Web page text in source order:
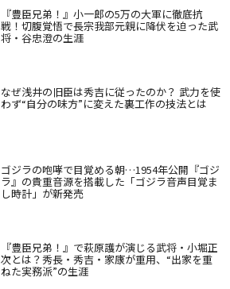
『豊臣兄弟！』小一郎の5万の大軍に徹底抗
戦！切腹覚悟で長宗我部元親に降伏を迫った武
将・谷忠澄の生涯
なぜ浅井の旧臣は秀吉に従ったのか？ 武力を使
わず“自分の味方”に変えた裏工作の技法とは
ゴジラの咆哮で目覚める朝…1954年公開『ゴジ
ラ』の貴重音源を搭載した「ゴジラ音声目覚ま
し時計」が新発売
『豊臣兄弟！』で萩原護が演じる武将・小堀正
次とは？秀長・秀吉・家康が重用、“出家を重
ねた実務派”の生涯